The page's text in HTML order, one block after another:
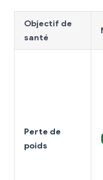
Objectif de
santé
Perte de
poids